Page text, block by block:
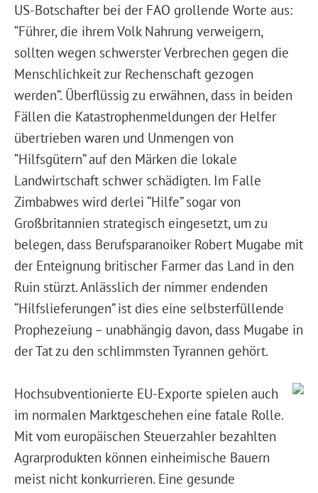
US-Botschafter bei der FAO grollende Worte aus:
“Führer, die ihrem Volk Nahrung verweigern,
sollten wegen schwerster Verbrechen gegen die
Menschlichkeit zur Rechenschaft gezogen
werden”. Überflüssig zu erwähnen, dass in beiden
Fällen die Katastrophenmeldungen der Helfer
übertrieben waren und Unmengen von
“Hilfsgütern” auf den Märken die lokale
Landwirtschaft schwer schädigten. Im Falle
Zimbabwes wird derlei “Hilfe” sogar von
Großbritannien strategisch eingesetzt, um zu
belegen, dass Berufsparanoiker Robert Mugabe mit
der Enteignung britischer Farmer das Land in den
Ruin stürzt. Anlässlich der nimmer endenden
“Hilfslieferungen” ist dies eine selbsterfüllende
Prophezeiung – unabhängig davon, dass Mugabe in
der Tat zu den schlimmsten Tyrannen gehört.
Hochsubventionierte EU-Exporte spielen auch
im normalen Marktgeschehen eine fatale Rolle.
Mit vom europäischen Steuerzahler bezahlten
Agrarprodukten können einheimische Bauern
meist nicht konkurrieren. Eine gesunde